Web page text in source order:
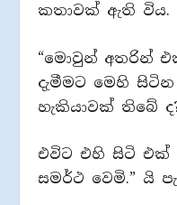
කතාවක් ඇති විය.
“මොවුන් අතරින්
දැමීමට මෙහි
හැකියාවක් තිබේ
එවිට එහි සිටි එක්
සමර්ථ වෙමි.” යි